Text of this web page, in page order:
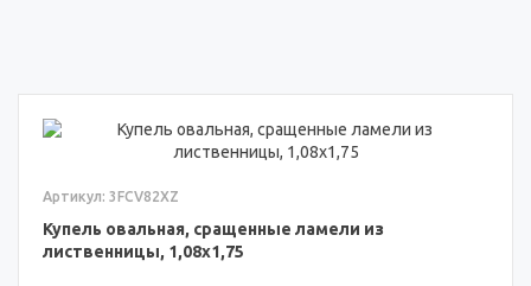
Артикул: 3FCV82XZ
Купель овальная, сращенные ламели из
лиственницы, 1,08х1,75